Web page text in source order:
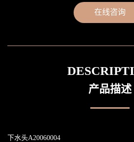
在线咨询
产品描述
下水头A20060004